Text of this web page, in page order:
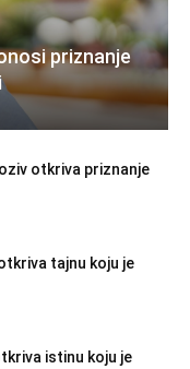
priznanje
otkriva priznanje
tajnu koju je
istinu koju je